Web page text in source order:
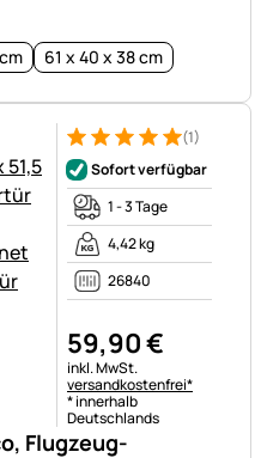
61 x 40 x 38 cm
Flugzeug-
Bewertung: 5 von 5 (1
1 Bewertung
(1)
Sofort verfügbar
1 - 3 Tage
4,42 kg
26840
59,90€
Steuerhinweis:
inkl. MwSt.
versandkostenfrei*
* innerhalb
Deutschlands